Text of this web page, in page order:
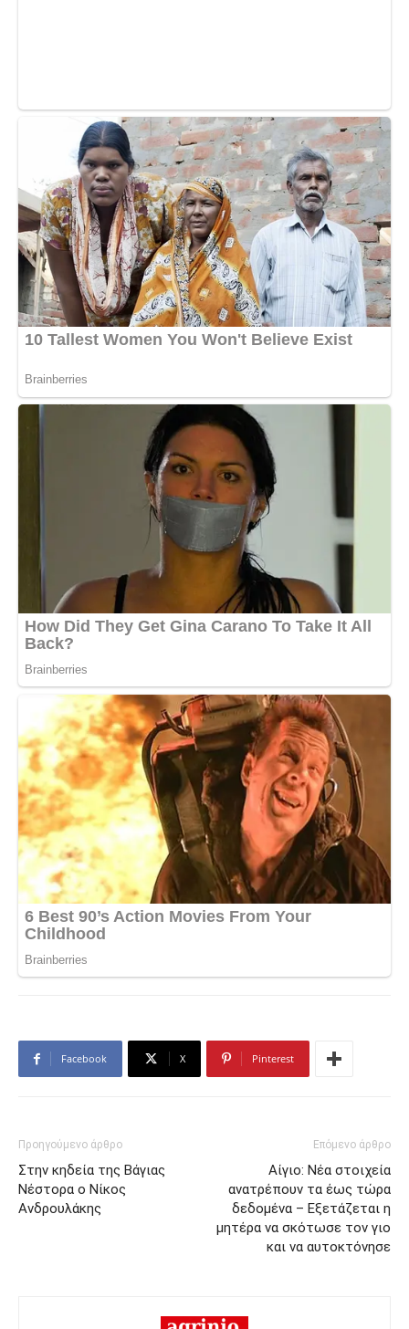
Facebook X Pinterest
Προηγούμενο άρθρο
Στην κηδεία της Βάγιας
Νέστορα ο Νίκος
Ανδρουλάκης
Επόμενο άρθρο
Αίγιο: Nέα στοιχεία
ανατρέπουν τα έως τώρα
δεδομένα – Εξετάζεται η
μητέρα να σκότωσε τον γιο
και να αυτοκτόνησε